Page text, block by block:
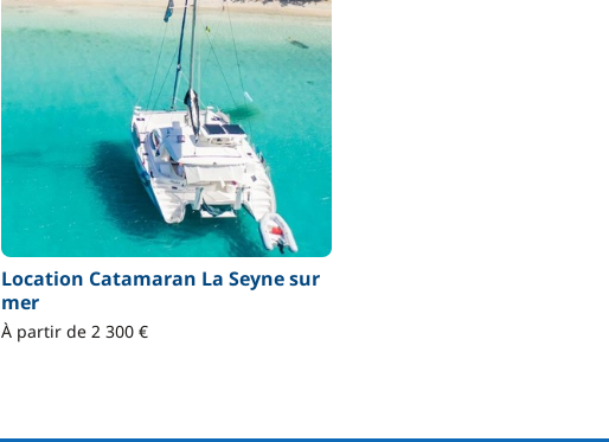
Location Catamaran La Seyne sur
mer
À partir de 2 300 €